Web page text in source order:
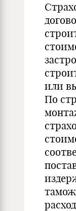
или
По